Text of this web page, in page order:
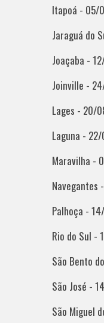
Itapoá - 05/
Jaraguá do
Joaçaba -
Joinville -
Lages - 20/
Laguna -
Maravilha -
Navegantes
Palhoça -
Rio do Sul -
São Bento
São José -
São Miguel